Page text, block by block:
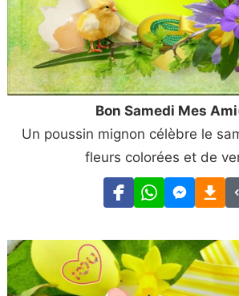
Bon Samedi Mes
Un poussin mignon célèbre le
fleurs colorées et de